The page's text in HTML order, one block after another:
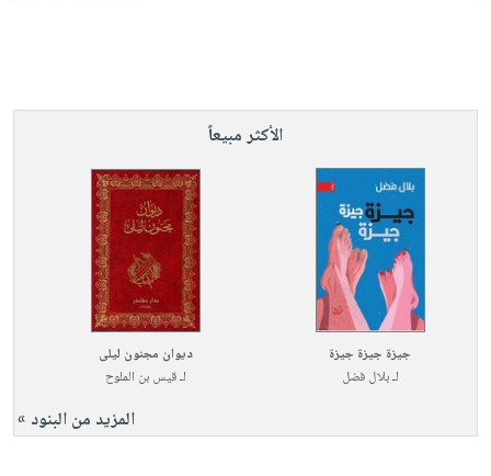
الأكثر مبيعاً
جيزة جيزة جيزة
لـبلال فضل
ديوان مجنون ليلى
لـقيس بن الملوح
المزيد من البنود »